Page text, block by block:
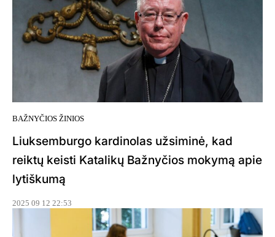
BAŽNYČIOS ŽINIOS
Liuksemburgo kardinolas užsiminė, kad
reiktų keisti Katalikų Bažnyčios mokymą apie
lytiškumą
2025 09 12 22:53